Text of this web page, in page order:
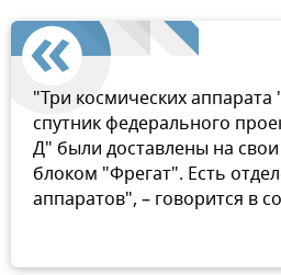
"Три космических
спутник федерального
Д" были доставлены на
блоком "Фрегат". Есть
аппаратов", – говорится в